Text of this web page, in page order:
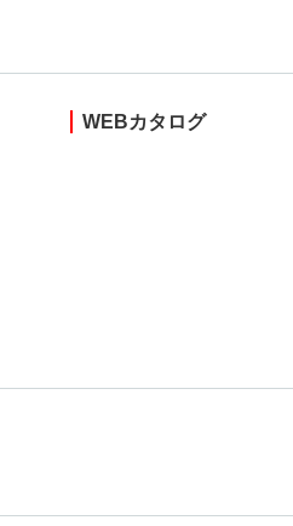
WEBカタログ